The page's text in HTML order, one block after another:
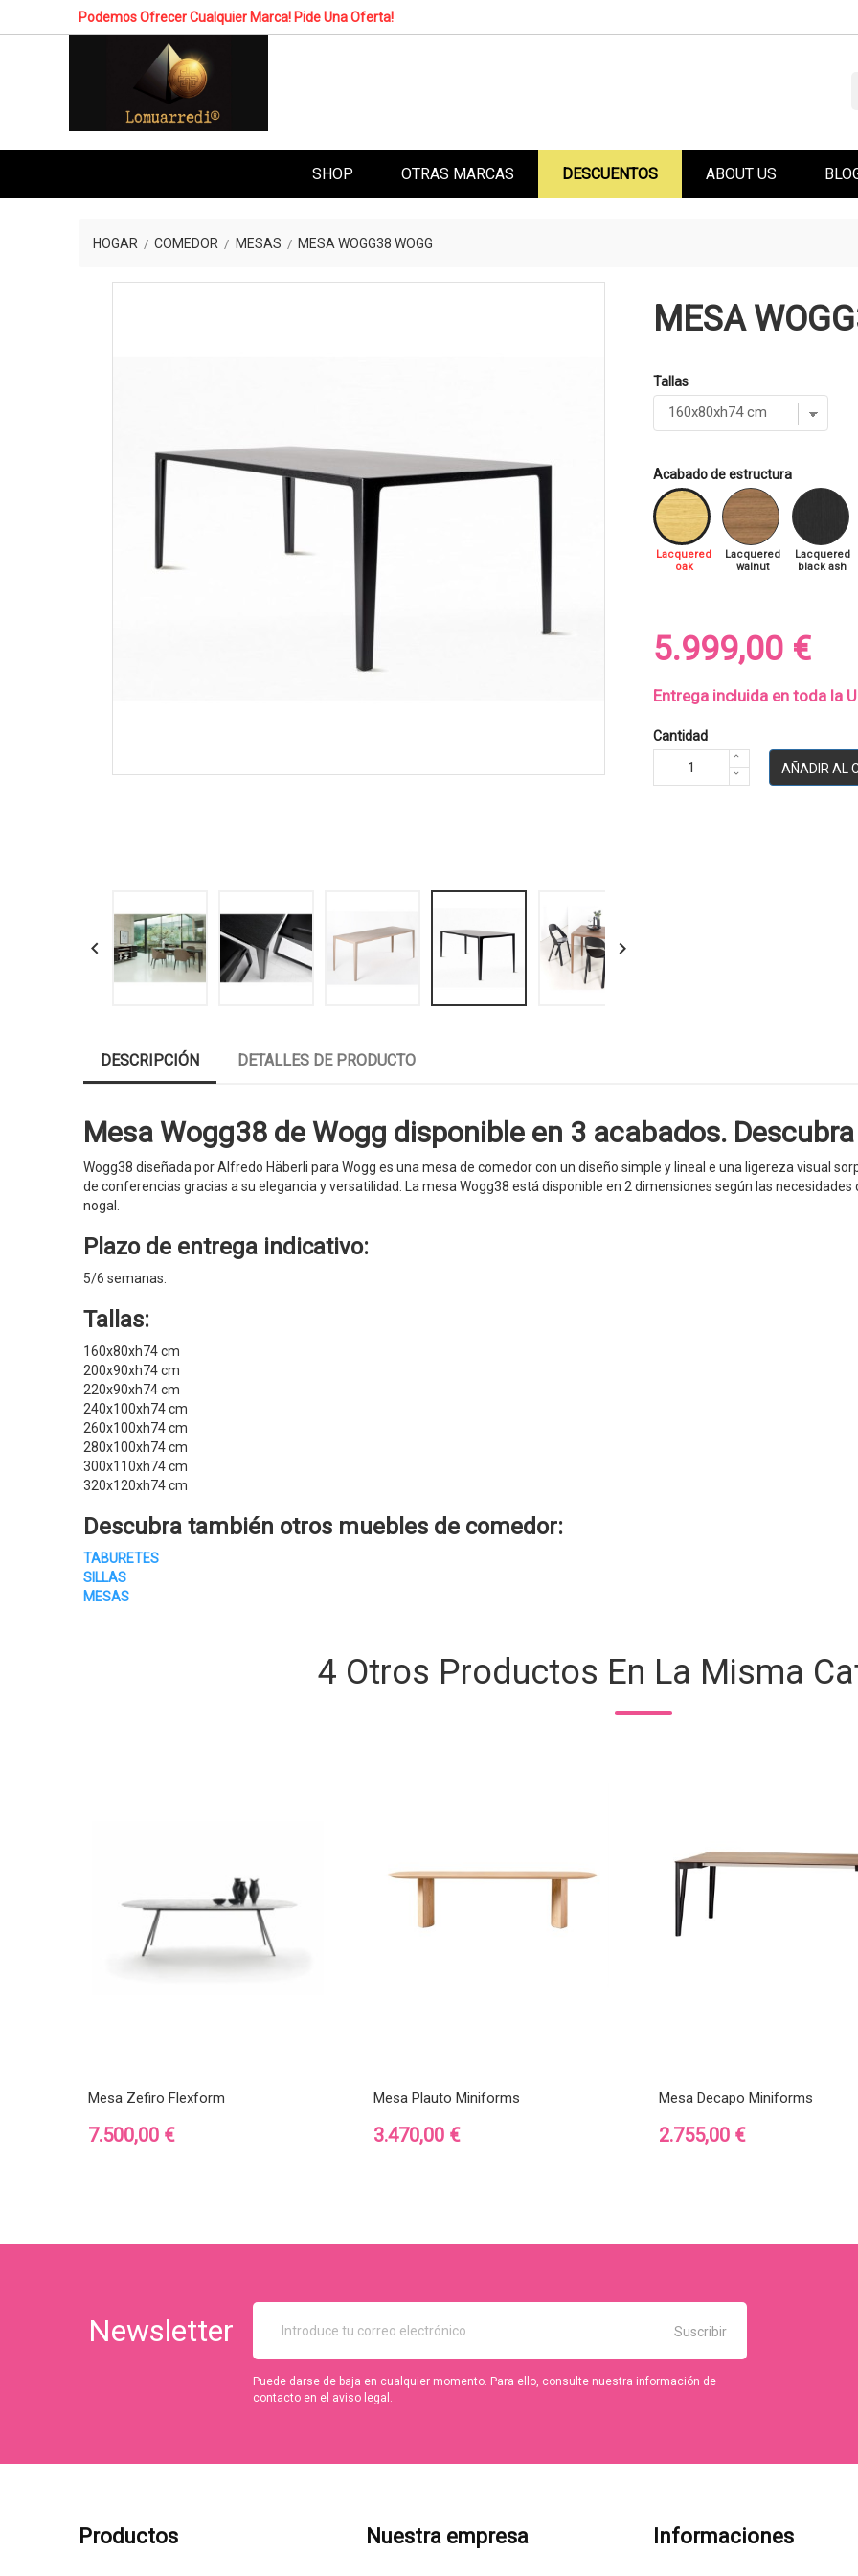
Podemos Ofrecer Cualquier Marca! Pide Una Oferta!
SHOP OTRAS MARCAS DESCUENTOS ABOUT US
HOGAR COMEDOR MESAS MESA WOGG38 WOGG
 
MESA
Tallas
Acabado de estructura
Lacquered
oak
Lacquered
walnut
Lacquered
black ash
5.999,00 €
Entrega incluida en toda la
Cantidad
AÑADIR AL
DESCRIPCIÓN DETALLES DE PRODUCTO
Mesa Wogg38 de Wogg disponible en 3 acabados.
Wogg38 diseñada por Alfredo Häberli para Wogg es una mesa de comedor con un diseño simple y lineal e una ligereza visual
de conferencias gracias a su elegancia y versatilidad. La mesa Wogg38 está disponible en 2 dimensiones según las
nogal.
Plazo de entrega indicativo:
5/6 semanas.
Tallas:
160x80xh74 cm
200x90xh74 cm
220x90xh74 cm
240x100xh74 cm
260x100xh74 cm
280x100xh74 cm
300x110xh74 cm
320x120xh74 cm
Descubra también otros muebles de comedor:
TABURETES
SILLAS
MESAS
4 Otros Productos En La Misma
Mesa Zefiro Flexform
Precio
7.500,00 €
Mesa Plauto Miniforms
Precio
3.470,00 €
Mesa Decapo Miniforms
Precio
2.755,00 €
Newsletter
Puede darse de baja en cualquier momento. Para ello, consulte nuestra información de
contacto en el aviso legal.
Productos Nuestra empresa Informaciones